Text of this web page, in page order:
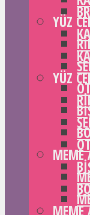
YÜZ
MEME
YÜZ
MEME